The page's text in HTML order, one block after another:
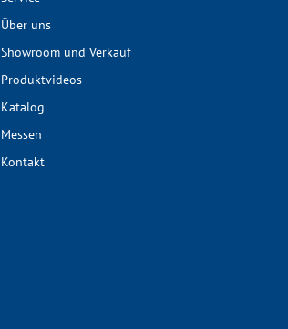
Über uns
Showroom und Verkauf
Produktvideos
Katalog
Messen
Kontakt